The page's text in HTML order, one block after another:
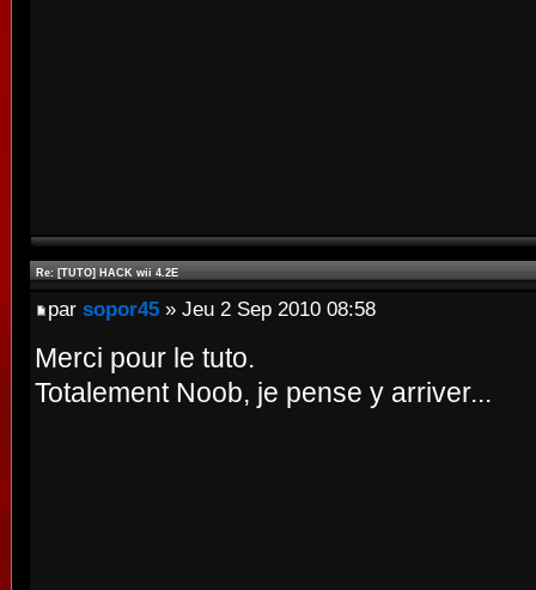
Re: [TUTO] HACK wii 4.2E
par sopor45 » Jeu 2 Sep 2010 08:58
Merci pour le tuto.
Totalement Noob, je pense y arriver...